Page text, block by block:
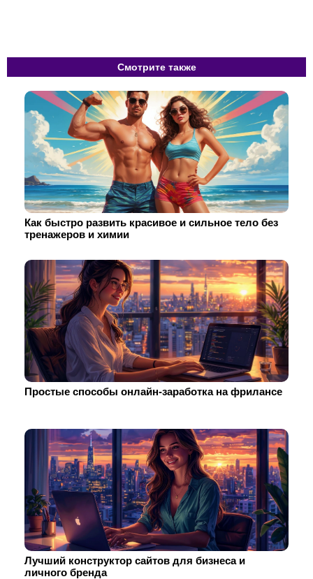
Смотрите также
Как быстро развить красивое и сильное тело без
тренажеров и химии
Простые способы онлайн-заработка на фрилансе
Лучший конструктор сайтов для бизнеса и
личного бренда